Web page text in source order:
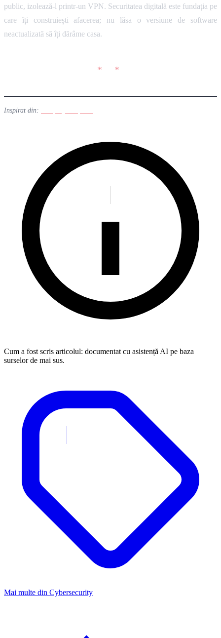
public, izolează-l printr-un VPN. Securitatea digitală este fundația pe
care îți construiești afacerea; nu lăsa o versiune de software
neactualizată să îți dărâme casa.
Inspirat din:
Cum a fost scris articolul: documentat cu asistență AI pe baza
surselor de mai sus.
Mai multe din Cybersecurity